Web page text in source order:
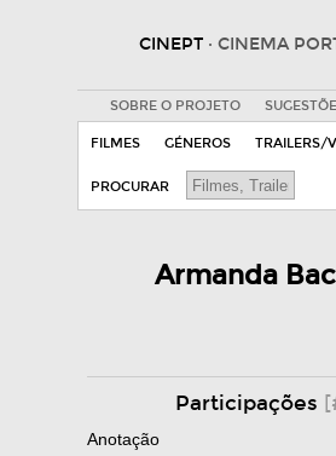
CINEPT · CINEMA
SOBRE O PROJETO
FILMES GÉNEROS TRAILERS/
PROCURAR
Armanda
Participações
Anotação